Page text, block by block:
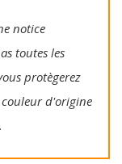
notice
toutes les
protègerez
d'origine